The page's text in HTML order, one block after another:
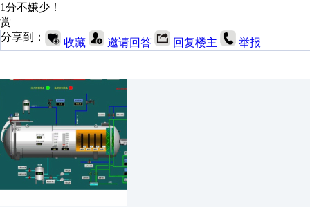
1分不嫌少！
赏
分享到：
收藏 邀请回答 回复楼主 举报